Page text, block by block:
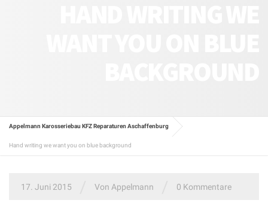
Appelmann Karosseriebau KFZ Reparaturen Aschaffenburg
Hand writing we want you on blue background
17. Juni 2015 Von Appelmann 0 Kommentare